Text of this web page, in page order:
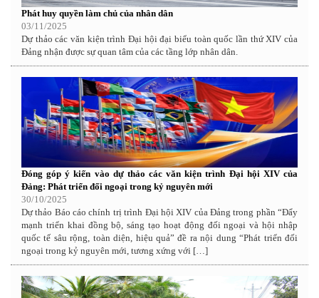
Phát huy quyền làm chủ của nhân dân
03/11/2025
Dự thảo các văn kiện trình Đại hội đại biểu toàn quốc lần thứ XIV của
Đảng nhận được sự quan tâm của các tầng lớp nhân dân.
Đóng góp ý kiến vào dự thảo các văn kiện trình Đại hội XIV của
Đảng: Phát triển đối ngoại trong kỷ nguyên mới
30/10/2025
Dự thảo Báo cáo chính trị trình Đại hội XIV của Đảng trong phần “Đẩy
mạnh triển khai đồng bộ, sáng tạo hoạt động đối ngoại và hội nhập
quốc tế sâu rộng, toàn diện, hiệu quả” đề ra nội dung “Phát triển đối
ngoại trong kỷ nguyên mới, tương xứng với […]